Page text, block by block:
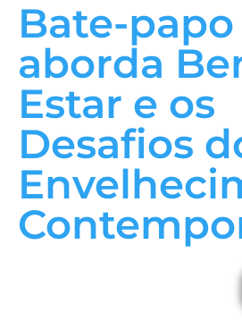
Bate-papo
aborda
Estar e os
Desafios